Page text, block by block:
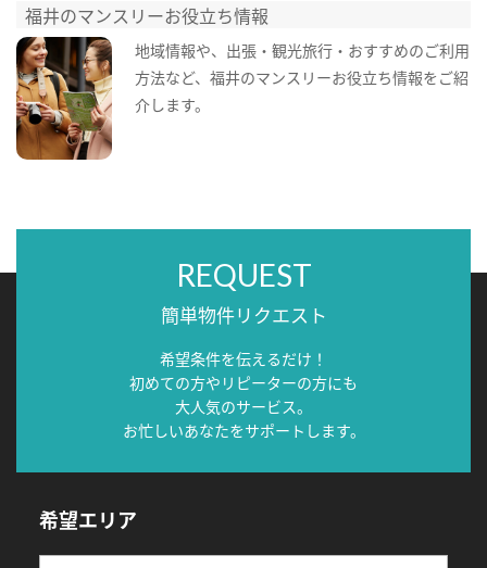
福井のマンスリーお役立ち情報
地域情報や、出張・観光旅行・おすすめのご利用
方法など、福井のマンスリーお役立ち情報をご紹
介します。
REQUEST
簡単物件リクエスト
希望条件を伝えるだけ！
初めての方やリピーターの方にも
大人気のサービス。
お忙しいあなたをサポートします。
希望エリア